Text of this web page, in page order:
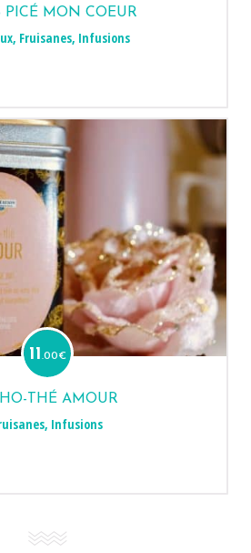
PICÉ MON COEUR
, Fruisanes, Infusions
11 .00€
THÉ AMOUR
, Infusions